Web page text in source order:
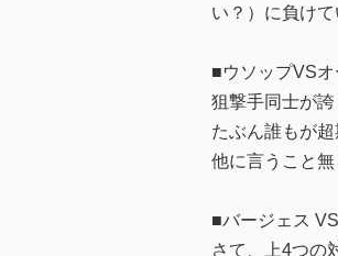
い？）に負け
■ウソップVSオ
狙撃手同士が誇
たぶん誰もが
他に言うこと無
■バージェス
さて、上4つの